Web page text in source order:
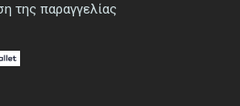
της παραγγελίας